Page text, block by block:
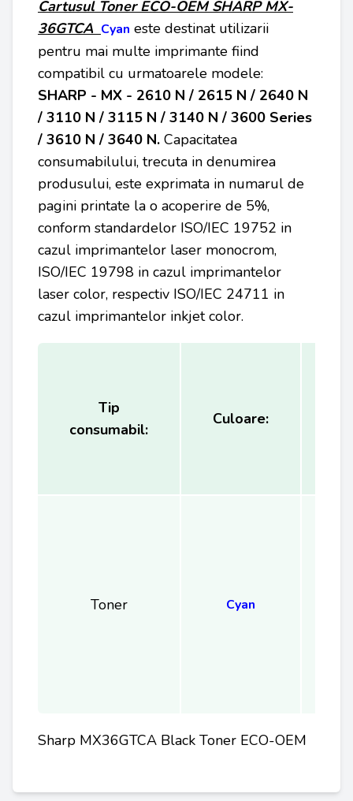
Cartusul TonerECO-OEMSHARPMX-
36GTCA Cyan este destinat utilizarii
pentru mai multe imprimante fiind
compatibil cu urmatoarele modele:
SHARP - MX - 2610 N / 2615 N / 2640 N
/ 3110 N / 3115 N / 3140 N / 3600 Series
/ 3610 N / 3640 N. Capacitatea
consumabilului, trecuta in denumirea
produsului, este exprimata in numarul de
pagini printate la o acoperire de 5%,
conform standardelor ISO/IEC 19752 in
cazul imprimantelor laser monocrom,
ISO/IEC 19798 in cazul imprimantelor
laser color, respectiv ISO/IEC 24711 in
cazul imprimantelor inkjet color.
Tip
consumabil:
Culoare:
Toner Cyan
Sharp MX36GTCA Black Toner ECO-OEM